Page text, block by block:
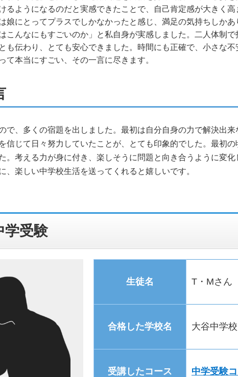
るようになるのだと実感できたことで、自己肯定感が大きく
娘にとってプラスでしかなかったと感じ、満足の気持ちしかあ
こんなにもすごいのか」と私自身が実感しました。二人体制
も伝わり、とても安心できました。時間にも正確で、小さな
て本当にすごい、その一言に尽きます。
で、多くの宿題を出しました。最初は自分自身の力で解決出
信じて日々努力していたことが、とても印象的でした。最初
。考える力が身に付き、楽しそうに問題と向き合うように変化
、楽しい中学校生活を送ってくれると嬉しいです。
受験
生徒名 T・Mさん
合格した学校名 大谷中学
受講したコース 中学受験